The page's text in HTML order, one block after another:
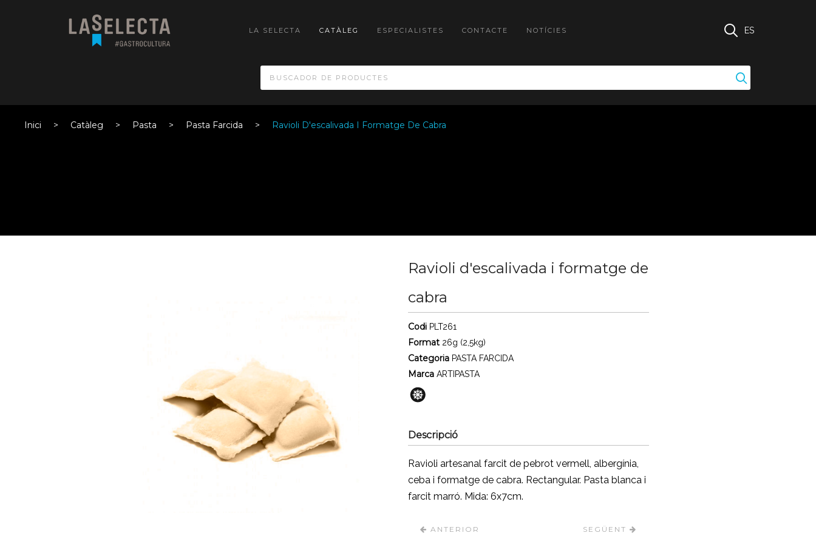
LA SELECTA CATÀLEG ESPECIALISTES CONTACTE NOTÍCIES ES
Inici Catàleg Pasta Pasta Farcida Ravioli D'escalivada I Formatge De Cabra
Ravioli d'escalivada i formatge de
cabra
Codi PLT261
Format 26g (2,5kg)
Categoria PASTA FARCIDA
Marca ARTIPASTA
Descripció
Ravioli artesanal farcit de pebrot vermell, albergínia,
ceba i formatge de cabra. Rectangular. Pasta blanca i
farcit marró. Mida: 6x7cm.
ANTERIOR SEGÜENT